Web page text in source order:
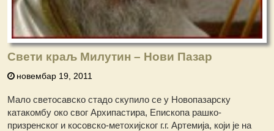
Свети краљ Милутин – Нови Пазар
новембар 19, 2011
Мало светосавско стадо скупило се у Новопазарску
катакомбу око свог Aрхипастира, Eпископа рашко-
призренског и косовско-метохијског г.г. Артемија, који је на